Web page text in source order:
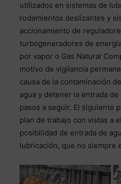
utilizados en sistemas de
rodamientos deslizantes y
accionamiento de
turbogeneradores de
por vapor o Gas Natural
motivo de vigilancia
causa de la contaminación
agua y detener la entrada
pasos a seguir. El siguiente
plan de trabajo con vistas a
posibilidad de entrada de
lubricación, que no siempre